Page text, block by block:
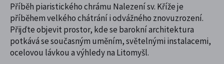
Příběh piaristického chrámu Nalezení sv. Kříže je
příběhem velkého chátrání i odvážného znovuzrození.
Přijďte objevit prostor, kde se barokní architektura
potkává se současným uměním, světelnými instalacemi,
ocelovou lávkou a výhledy na Litomyšl.